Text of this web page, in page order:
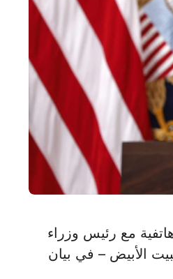
هاتفية مع رئيس وزراء
الأبيض – في بيان